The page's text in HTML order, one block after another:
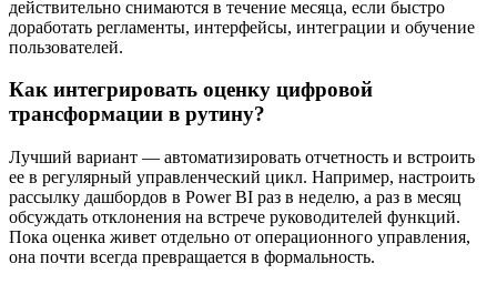
действительно снимаются в течение месяца, если быстро
доработать регламенты, интерфейсы, интеграции и обучение
пользователей.
Как интегрировать оценку цифровой
трансформации в рутину?
Лучший вариант — автоматизировать отчетность и встроить
ее в регулярный управленческий цикл. Например, настроить
рассылку дашбордов в Power BI раз в неделю, а раз в месяц
обсуждать отклонения на встрече руководителей функций.
Пока оценка живет отдельно от операционного управления,
она почти всегда превращается в формальность.